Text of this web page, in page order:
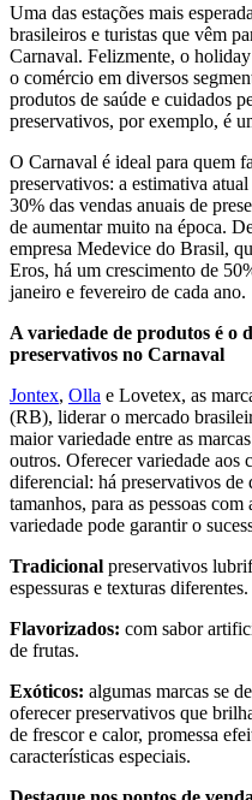
Uma das estações mais
brasileiros e turistas que vêm
Carnaval. Felizmente, o
o comércio em diversos
produtos de saúde e cuidados
preservativos, por exemplo, é
O Carnaval é ideal para quem
preservativos: a estimativa
30% das vendas anuais de
de aumentar muito na época.
empresa Medevice do Brasil,
Eros, há um crescimento de
janeiro e fevereiro de cada ano.
A variedade de produtos é o
preservativos no Carnaval
Jontex, Olla e Lovetex, as
(RB), liderar o mercado
maior variedade entre as
outros. Oferecer variedade aos
diferencial: há preservativos de
tamanhos, para as pessoas
variedade pode garantir o
Tradicional preservativos
espessuras e texturas diferentes.
Flavorizados: com sabor
de frutas.
Exóticos: algumas marcas se
oferecer preservativos que
de frescor e calor, promessa
características especiais.